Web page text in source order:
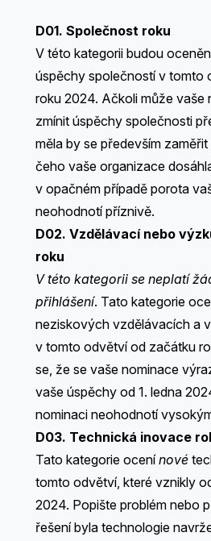
D01. Společnost roku
V této kategorii budou
úspěchy společností v tomto
roku 2024. Ačkoli může vaše
zmínit úspěchy společnosti
měla by se především
čeho vaše organizace
v opačném případě porota
neohodnotí příznivě.
D02. Vzdělávací nebo
roku
V této kategorii se neplatí
přihlášení. Tato kategorie
neziskových vzdělávacích a
v tomto odvětví od začátku
se, že se vaše nominace
vaše úspěchy od 1. ledna
nominaci neohodnotí
D03. Technická inovace
Tato kategorie ocenínové
tomto odvětví, které vznikly
2024. Popište problém nebo
řešení byla technologie